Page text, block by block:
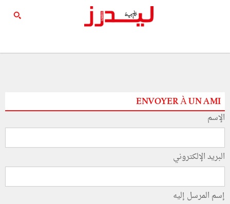
ENVOYER À UN AMI
الإسم
البريد الإلكتروني
إسم المرسل إليه